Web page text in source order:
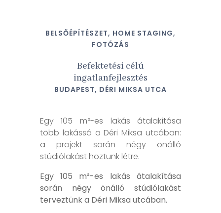
BELSŐÉPÍTÉSZET, HOME STAGING,
FOTÓZÁS
Befektetési célú
ingatlanfejlesztés
BUDAPEST, DÉRI MIKSA UTCA
Egy 105 m²-es lakás átalakítása
több lakássá a Déri Miksa utcában:
a projekt során négy önálló
stúdiólakást hoztunk létre.
Egy 105 m²-es lakás átalakítása
során négy önálló stúdiólakást
terveztünk a Déri Miksa utcában.